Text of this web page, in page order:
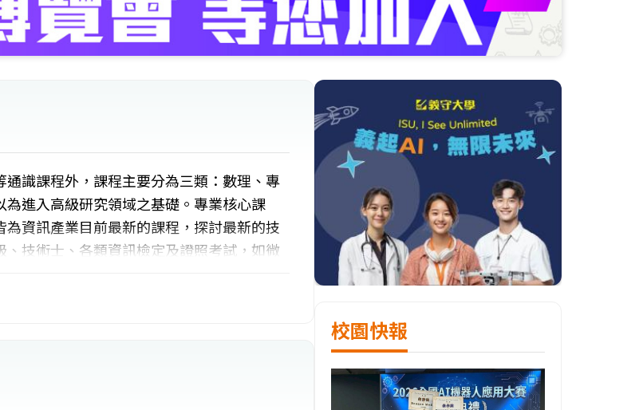
識課程外，課程主要分為三類：數理、專
進入高級研究領域之基礎。專業核心課
資訊產業目前最新的課程，探討最新的技
技術士、各類資訊檢定及證照考試，如微
校園快報